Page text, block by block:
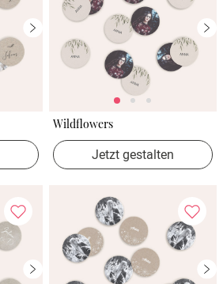
Wildflowers
Jetzt gestalten